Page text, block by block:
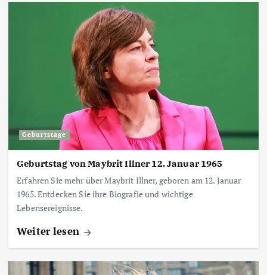
Geburtstage
Geburtstag von Maybrit Illner 12. Januar 1965
Erfahren Sie mehr über Maybrit Illner, geboren am 12. Januar
1965. Entdecken Sie ihre Biografie und wichtige
Lebensereignisse.
Weiter lesen